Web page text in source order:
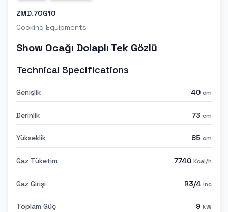
ZMD.7OG10
Cooking Equipments
Show Ocağı Dolaplı Tek Gözlü
Technical Specifications
Genişlik 40 cm
Derinlik 73 cm
Yükseklik 85 cm
Gaz Tüketim 7740 Kcal/h
Gaz Girişi R3/4 inc
Toplam Güç 9 kW